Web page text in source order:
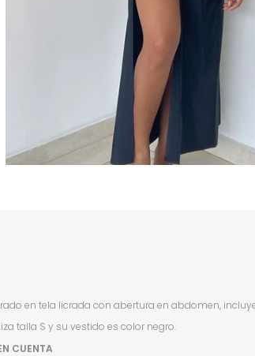
en tela licrada con abertura en abdomen,
talla S y su vestido es color negro.
CUENTA